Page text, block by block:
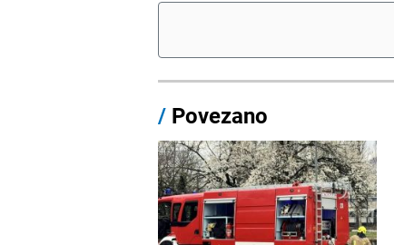
/ Povezano